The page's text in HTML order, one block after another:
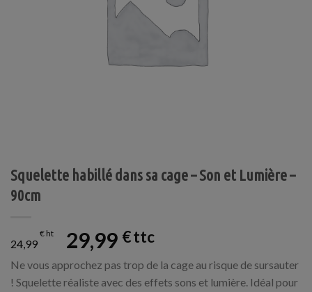
Squelette habillé dans sa cage – Son et Lumière –
90cm
24,99
€ 29,99 €
Ne vous approchez pas trop de la cage au risque de sursauter
! Squelette réaliste avec des effets sons et lumière. Idéal pour